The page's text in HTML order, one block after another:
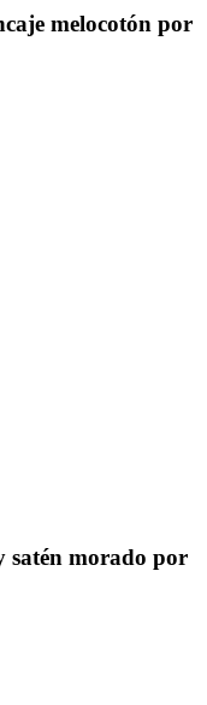
melocotón por
satén morado por